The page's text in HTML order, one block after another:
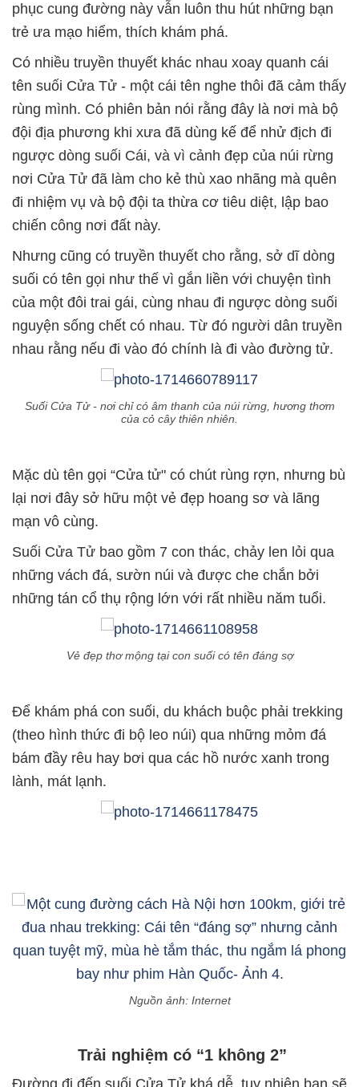
phục cung đường này vẫn luôn thu hút những bạn
trẻ ưa mạo hiểm, thích khám phá.
Có nhiều truyền thuyết khác nhau xoay quanh cái
tên suối Cửa Tử - một cái tên nghe thôi đã cảm thấy
rùng mình. Có phiên bản nói rằng đây là nơi mà bộ
đội địa phương khi xưa đã dùng kế để nhử địch đi
ngược dòng suối Cái, và vì cảnh đẹp của núi rừng
nơi Cửa Tử đã làm cho kẻ thù xao nhãng mà quên
đi nhiệm vụ và bộ đội ta thừa cơ tiêu diệt, lập bao
chiến công nơi đất này.
Nhưng cũng có truyền thuyết cho rằng, sở dĩ dòng
suối có tên gọi như thế vì gắn liền với chuyện tình
của một đôi trai gái, cùng nhau đi ngược dòng suối
nguyện sống chết có nhau. Từ đó người dân truyền
nhau rằng nếu đi vào đó chính là đi vào đường tử.
Suối Cửa Tử - nơi chỉ có âm thanh của núi rừng, hương thơm
của cỏ cây thiên nhiên.
Mặc dù tên gọi “Cửa tử" có chút rùng rợn, nhưng bù
lại nơi đây sở hữu một vẻ đẹp hoang sơ và lãng
mạn vô cùng.
Suối Cửa Tử bao gồm 7 con thác, chảy len lỏi qua
những vách đá, sườn núi và được che chắn bởi
những tán cổ thụ rộng lớn với rất nhiều năm tuổi.
Vẻ đẹp thơ mộng tại con suối có tên đáng sợ
Để khám phá con suối, du khách buộc phải trekking
(theo hình thức đi bộ leo núi) qua những mỏm đá
bám đầy rêu hay bơi qua các hồ nước xanh trong
lành, mát lạnh.
Nguồn ảnh: Internet
Trải nghiệm có “1 không 2”
Đường đi đến suối Cửa Tử khá dễ, tuy nhiên bạn sẽ